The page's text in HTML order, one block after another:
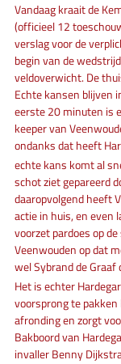
Vandaag kraait de
(officieel 12
verslag voor de
begin van de
veldoverwicht. De
Echte kansen blijven
eerste 20 minuten is
keeper van
ondanks dat heeft
echte kans komt al
schot ziet gepareerd
daaropvolgend heeft
actie in huis, en even
voorzet pardoes op
Veenwouden op dat
wel Sybrand de
Het is echter
voorsprong te
afronding en zorgt
Bakboord van
invaller Benny